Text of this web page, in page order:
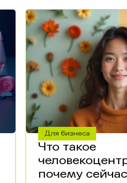
Для бизнеса
Что такое
почему